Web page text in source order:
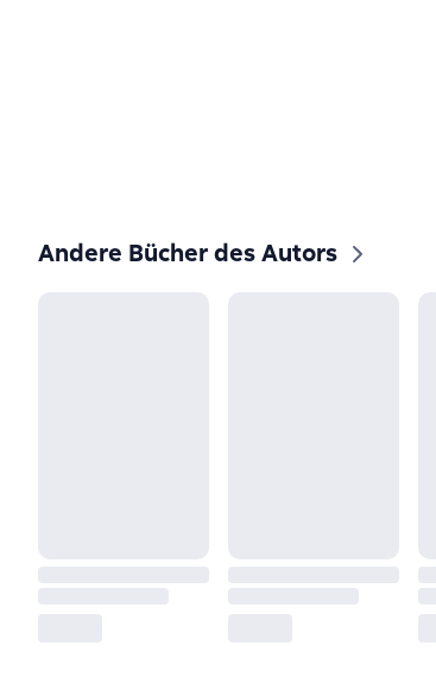
Andere Bücher des Autors